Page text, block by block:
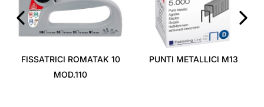
FISSATRICI ROMATAK 10
MOD.110
PUNTI METALLICI M13